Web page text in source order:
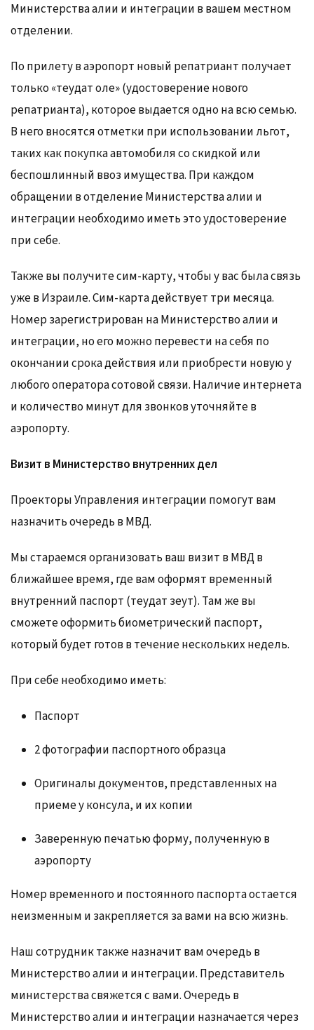
Министерства алии и интеграции в вашем местном
отделении.
По прилету в аэропорт новый репатриант получает
только «теудат оле» (удостоверение нового
репатрианта), которое выдается одно на всю семью.
В него вносятся отметки при использовании льгот,
таких как покупка автомобиля со скидкой или
беспошлинный ввоз имущества. При каждом
обращении в отделение Министерства алии и
интеграции необходимо иметь это удостоверение
при себе.
Также вы получите сим-карту, чтобы у вас была связь
уже в Израиле. Сим-карта действует три месяца.
Номер зарегистрирован на Министерство алии и
интеграции, но его можно перевести на себя по
окончании срока действия или приобрести новую у
любого оператора сотовой связи. Наличие интернета
и количество минут для звонков уточняйте в
аэропорту.
Визит в Министерство внутренних дел
Проекторы Управления интеграции помогут вам
назначить очередь в МВД.
Мы стараемся организовать ваш визит в МВД в
ближайшее время, где вам оформят временный
внутренний паспорт (теудат зеут). Там же вы
сможете оформить биометрический паспорт,
который будет готов в течение нескольких недель.
При себе необходимо иметь:
Паспорт
2 фотографии паспортного образца
Оригиналы документов, представленных на
приеме у консула, и их копии
Заверенную печатью форму, полученную в
аэропорту
Номер временного и постоянного паспорта остается
неизменным и закрепляется за вами на всю жизнь.
Наш сотрудник также назначит вам очередь в
Министерство алии и интеграции. Представитель
министерства свяжется с вами. Очередь в
Министерство алии и интеграции назначается через